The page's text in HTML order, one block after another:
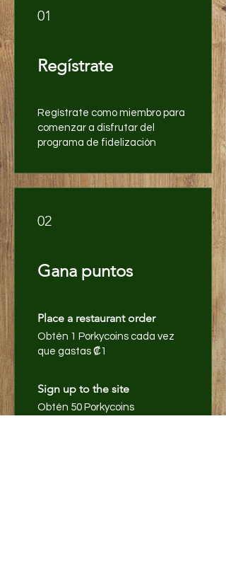
01
Regístrate
Regístrate como miembro para
comenzar a disfrutar del
programa de fidelización
02
Gana puntos
Place a restaurant order
Obtén 1 Porkycoins cada vez
que gastas ₡1
Sign up to the site
Obtén 50 Porkycoins